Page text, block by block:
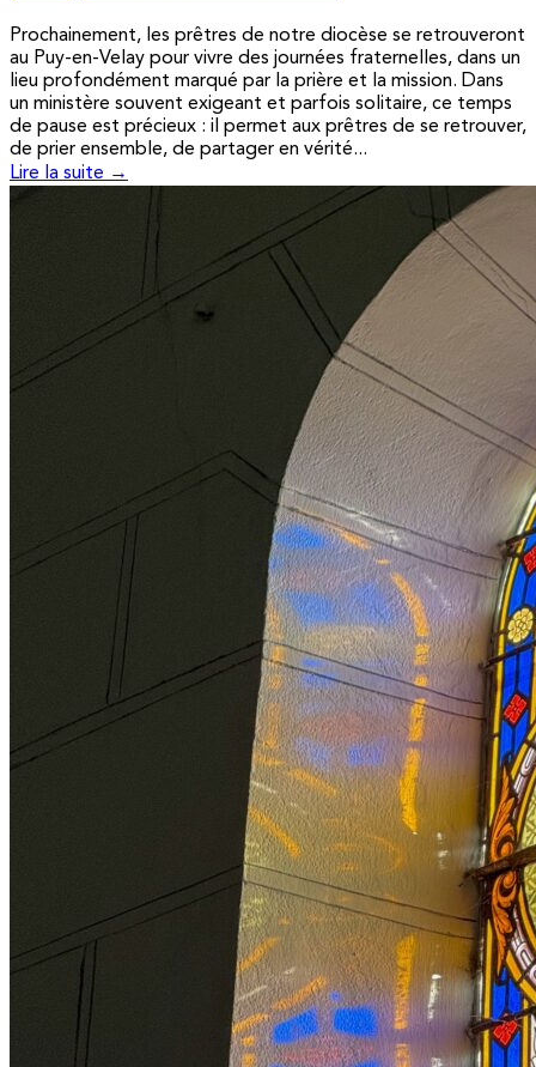
Prochainement, les prêtres de notre diocèse se retrouveront
au Puy-en-Velay pour vivre des journées fraternelles, dans un
lieu profondément marqué par la prière et la mission. Dans
un ministère souvent exigeant et parfois solitaire, ce temps
de pause est précieux : il permet aux prêtres de se retrouver,
de prier ensemble, de partager en vérité...
Lire la suite →